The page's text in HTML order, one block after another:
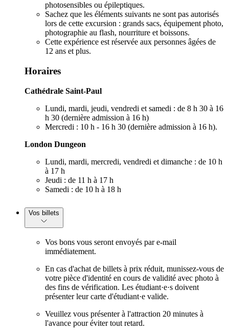
photosensibles ou épileptiques.
Sachez que les éléments suivants ne sont pas autorisés
lors de cette excursion : grands sacs, équipement photo,
photographie au flash, nourriture et boissons.
Cette expérience est réservée aux personnes âgées de
12 ans et plus.
Horaires
Cathédrale Saint-Paul
Lundi, mardi, jeudi, vendredi et samedi : de 8 h 30 à 16
h 30 (dernière admission à 16 h)
Mercredi : 10 h - 16 h 30 (dernière admission à 16 h).
London Dungeon
Lundi, mardi, mercredi, vendredi et dimanche : de 10 h
à 17 h
Jeudi : de 11 h à 17 h
Samedi : de 10 h à 18 h
Vos billets
Vos bons vous seront envoyés par e-mail
immédiatement.
En cas d'achat de billets à prix réduit, munissez-vous de
votre pièce d'identité en cours de validité avec photo à
des fins de vérification. Les étudiant·e·s doivent
présenter leur carte d'étudiant·e valide.
Veuillez vous présenter à l'attraction 20 minutes à
l'avance pour éviter tout retard.